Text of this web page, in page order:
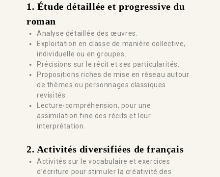
1. Étude détaillée et progressive du
roman
Analyse détaillée des œuvres.
Exploitation en classe de manière collective,
individuelle ou en groupes.
Précisions sur le récit et ses particularités.
Propositions riches de mise en réseau autour
de thèmes ou personnages classiques
revisités.
Lecture-compréhension, pour une
assimilation fine des récits et leur
interprétation.
2. Activités diversifiées de français
Activités sur le vocabulaire et exercices
d’écriture pour stimuler la créativité des